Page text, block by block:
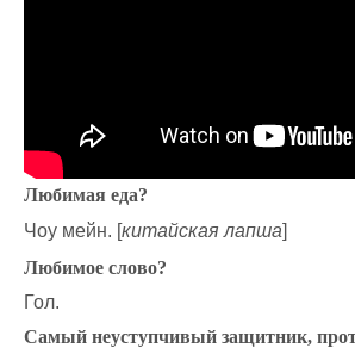
Любимая еда?
Чоу мейн. [китайская лапша]
Любимое слово?
Гол.
Самый неуступчивый защитник,